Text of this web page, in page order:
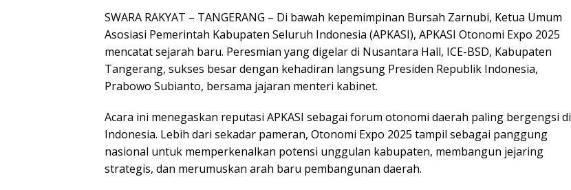
SWARA RAKYAT – TANGERANG – Di bawah kepemimpinan Bursah Zarnubi, Ketua Umum
Asosiasi Pemerintah Kabupaten Seluruh Indonesia (APKASI), APKASI Otonomi Expo 2025
mencatat sejarah baru. Peresmian yang digelar di Nusantara Hall, ICE-BSD, Kabupaten
Tangerang, sukses besar dengan kehadiran langsung Presiden Republik Indonesia,
Prabowo Subianto, bersama jajaran menteri kabinet.
Acara ini menegaskan reputasi APKASI sebagai forum otonomi daerah paling bergengsi di
Indonesia. Lebih dari sekadar pameran, Otonomi Expo 2025 tampil sebagai panggung
nasional untuk memperkenalkan potensi unggulan kabupaten, membangun jejaring
strategis, dan merumuskan arah baru pembangunan daerah.